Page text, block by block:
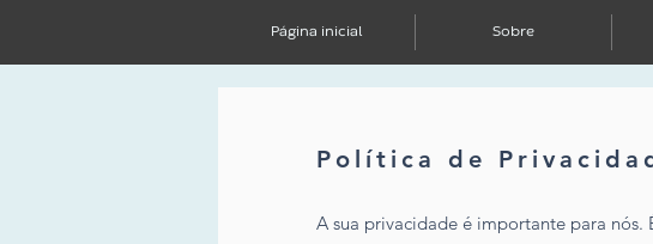
Página inicial Sobre
Política de
A sua privacidade é importante para